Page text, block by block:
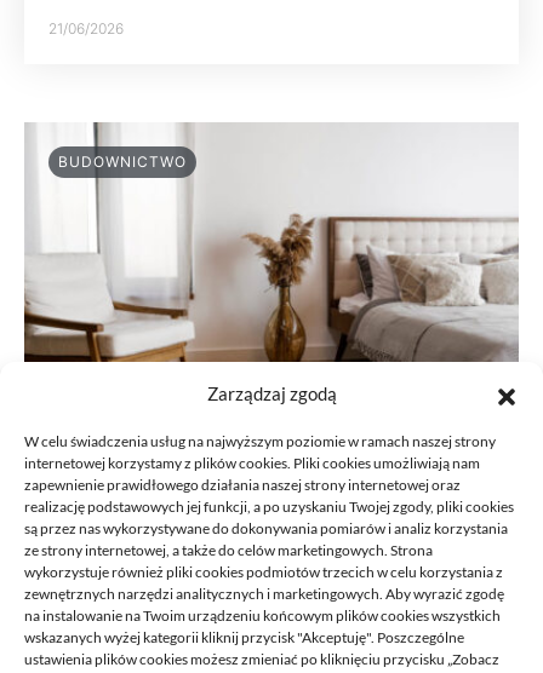
Zarządzaj zgodą
W celu świadczenia usług na najwyższym poziomie w ramach naszej strony
internetowej korzystamy z plików cookies. Pliki cookies umożliwiają nam
zapewnienie prawidłowego działania naszej strony internetowej oraz
realizację podstawowych jej funkcji, a po uzyskaniu Twojej zgody, pliki cookies
są przez nas wykorzystywane do dokonywania pomiarów i analiz korzystania
ze strony internetowej, a także do celów marketingowych. Strona
wykorzystuje również pliki cookies podmiotów trzecich w celu korzystania z
zewnętrznych narzędzi analitycznych i marketingowych. Aby wyrazić zgodę
na instalowanie na Twoim urządzeniu końcowym plików cookies wszystkich
wskazanych wyżej kategorii kliknij przycisk "Akceptuję". Poszczególne
ustawienia plików cookies możesz zmieniać po kliknięciu przycisku „Zobacz
21/06/2026
BUDOWNICTWO
Podłoga do przedpokoju przy wejściu
do domu: jak nie pomylić estetyki z
praktyką
10/06/2026